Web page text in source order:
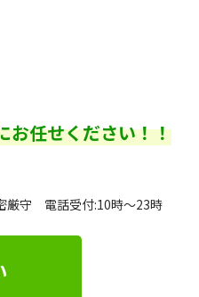
お任せください！！
厳守 電話受付:10時～23時